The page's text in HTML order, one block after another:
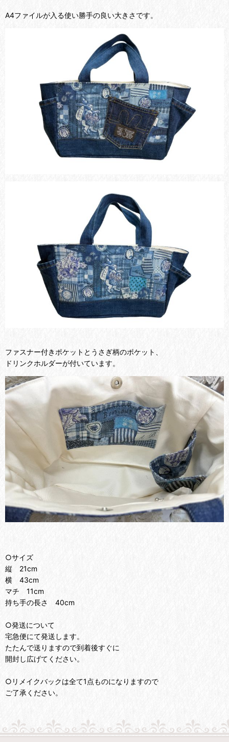
A4ファイルが入る使い勝手の良い大きさです。
ファスナー付きポケットとうさぎ柄のポケット、
ドリンクホルダーが付いています。
○サイズ
縦 21cm
横 43cm
マチ 11cm
持ち手の長さ 40cm
○発送について
宅急便にて発送します。
たたんで送りますので到着後すぐに
開封し広げてください。
○リメイクバックは全て1点ものになりますので
ご了承ください。